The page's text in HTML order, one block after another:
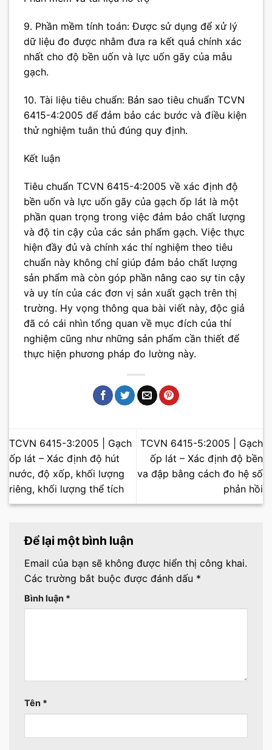
9. Phần mềm tính toán: Được sử dụng để xử lý
dữ liệu đo được nhằm đưa ra kết quả chính xác
nhất cho độ bền uốn và lực uốn gãy của mẫu
gạch.
10. Tài liệu tiêu chuẩn: Bản sao tiêu chuẩn TCVN
6415-4:2005 để đảm bảo các bước và điều kiện
thử nghiệm tuân thủ đúng quy định.
Kết luận
Tiêu chuẩn TCVN 6415-4:2005 về xác định độ
bền uốn và lực uốn gãy của gạch ốp lát là một
phần quan trọng trong việc đảm bảo chất lượng
và độ tin cậy của các sản phẩm gạch. Việc thực
hiện đầy đủ và chính xác thí nghiệm theo tiêu
chuẩn này không chỉ giúp đảm bảo chất lượng
sản phẩm mà còn góp phần nâng cao sự tin cậy
và uy tín của các đơn vị sản xuất gạch trên thị
trường. Hy vọng thông qua bài viết này, độc giả
đã có cái nhìn tổng quan về mục đích của thí
nghiệm cũng như những sản phẩm cần thiết để
thực hiện phương pháp đo lường này.
TCVN 6415-3:2005 | Gạch
ốp lát – Xác định độ hút
nước, độ xốp, khối lượng
riêng, khối lượng thể tích
TCVN 6415-5:2005 | Gạch
ốp lát – Xác định độ bền
va đập bằng cách đo hệ số
phản hồi
Để lại một bình luận
Email của bạn sẽ không được hiển thị công khai.
Các trường bắt buộc được đánh dấu *
Bình luận *
Tên *